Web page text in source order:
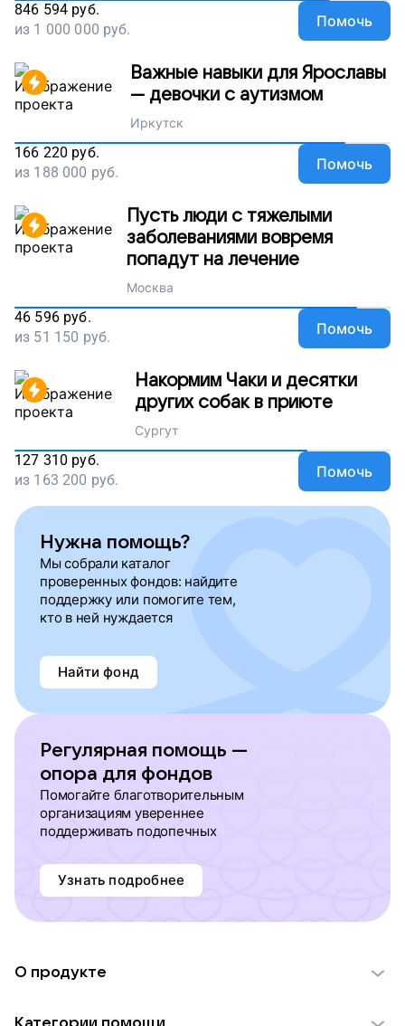
846 594 руб.
из 1 000 000 руб. Помочь
Важные навыки для Ярославы
— девочки с аутизмом
Иркутск
166 220 руб.
из 188 000 руб. Помочь
Пусть люди с тяжелыми
заболеваниями вовремя
попадут на лечение
Москва
46 596 руб.
из 51 150 руб. Помочь
Накормим Чаки и десятки
других собак в приюте
Сургут
127 310 руб.
из 163 200 руб. Помочь
Нужна помощь?
Мы собрали каталог
проверенных фондов: найдите
поддержку или помогите тем,
кто в ней нуждается
Найти фонд
Регулярная помощь —
опора для фондов
Помогайте благотворительным
организациям увереннее
поддерживать подопечных
Узнать подробнее
О продукте